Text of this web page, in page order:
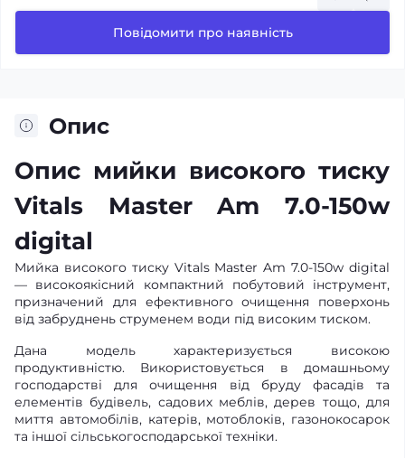
Повідомити про наявність
Опис
Опис мийки високого тиску
Vitals Master Am 7.0-150w
digital
Мийка високого тиску Vitals Master Am 7.0-150w digital
— високоякісний компактний побутовий інструмент,
призначений для ефективного очищення поверхонь
від забруднень струменем води під високим тиском.
Дана модель характеризується високою
продуктивністю. Використовується в домашньому
господарстві для очищення від бруду фасадів та
елементів будівель, садових меблів, дерев тощо, для
миття автомобілів, катерів, мотоблоків, газонокосарок
та іншої сільськогосподарської техніки.